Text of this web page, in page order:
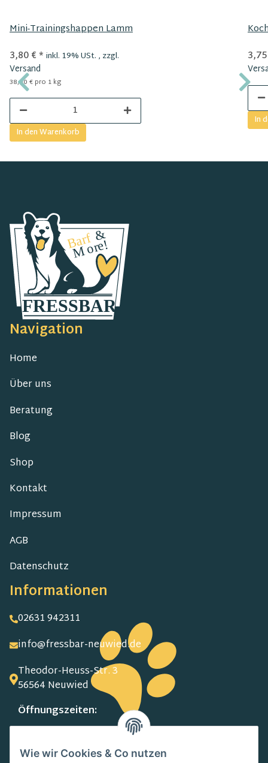
Mini-Trainingshappen Lamm
3,80 €* inkl. 19% USt. , zzgl.
Versand
38,00 € pro 1 kg
In den Warenkorb
In
Navigation
Home
Über uns
Beratung
Blog
Shop
Kontakt
Impressum
AGB
Datenschutz
Informationen
02631 942311
info@fressbar-neuwied.de
Theodor-Heuss-Str. 3
56564 Neuwied
Öffnungszeiten:
09.00-13.00 Uhr
Wie wir Cookies & Co nutzen